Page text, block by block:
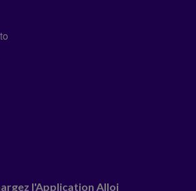
l'Application Alloj